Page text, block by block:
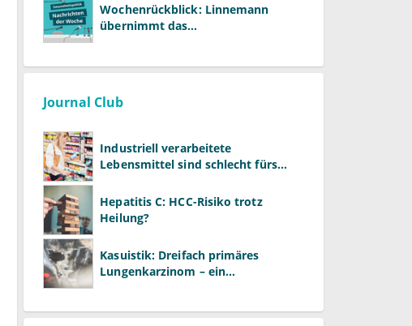
Wochenrückblick: Linnemann
übernimmt das
Journal Club
Industriell verarbeitete
Lebensmittel sind schlecht fürs
Hepatitis C: HCC-Risiko trotz
Heilung?
Kasuistik: Dreifach primäres
Lungenkarzinom – ein